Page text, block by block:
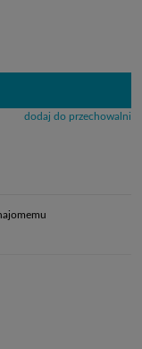
dodaj do przechowalni